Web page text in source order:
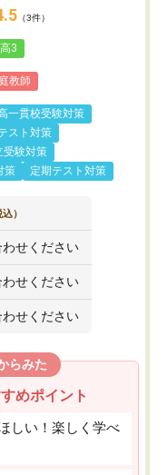
（3件）
3
教師
一貫校受験対策
スト対策
受験対策
策
定期テスト対策
込）
せください
せください
せください
らみた
めポイント
しい！楽しく学べ